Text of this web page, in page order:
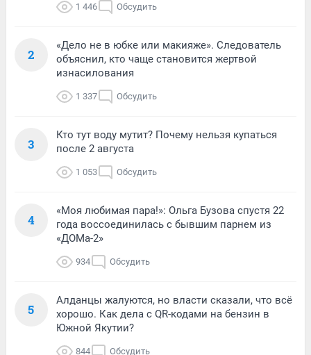
1 446 Обсудить
2
«Дело не в юбке или макияже». Следователь
объяснил, кто чаще становится жертвой
изнасилования
1 337 Обсудить
3
Кто тут воду мутит? Почему нельзя купаться
после 2 августа
1 053 Обсудить
4
«Моя любимая пара!»: Ольга Бузова спустя 22
года воссоединилась с бывшим парнем из
«ДОМа-2»
934 Обсудить
5
Алданцы жалуются, но власти сказали, что всё
хорошо. Как дела с QR-кодами на бензин в
Южной Якутии?
844 Обсудить